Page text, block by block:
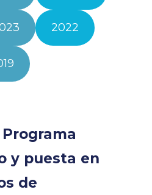
2022
y puesta en
de